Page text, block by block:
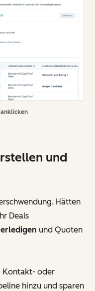
und
Hätten
Deals
und Quoten
Kontakt- oder
hinzu und sparen